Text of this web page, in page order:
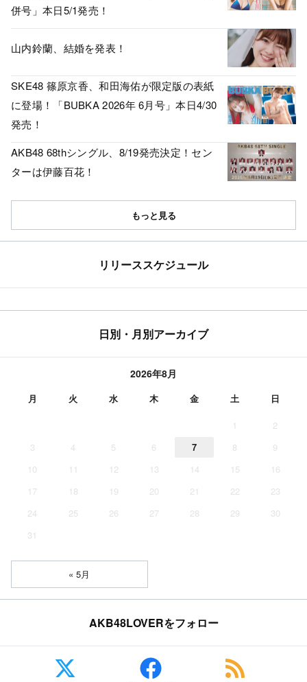
併号」本日5/1発売！
山内鈴蘭、結婚を発表！
SKE48 篠原京香、和田海佑が限定版の表紙
に登場！「BUBKA 2026年 6月号」本日4/30
発売！
AKB48 68thシングル、8/19発売決定！セン
ターは伊藤百花！
もっと見る
リリーススケジュール
日別・月別アーカイブ
2026年8月
月 火 水 木 金 土 日
1
2
3
4 5 6 7 8
9
10
11 12 13 14 15
16
17
18 19 20 21 22
23
24
25 26 27 28 29
30
31
« 5月
AKB48LOVERをフォロー